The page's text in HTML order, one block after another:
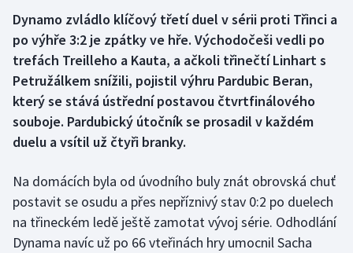
Box
Curling
Dostihy
Golf
Dynamo zvládlo klíčový třetí duel v sérii proti Třinci a
po výhře 3:2 je zpátky ve hře. Východočeši vedli po
trefách Treilleho a Kauta, a ačkoli třinečtí Linhart s
Petružálkem snížili, pojistil výhru Pardubic Beran,
který se stává ústřední postavou čtvrtfinálového
souboje. Pardubický útočník se prosadil v každém
duelu a vsítil už čtyři branky.
Na domácích byla od úvodního buly znát obrovská chuť
postavit se osudu a přes nepříznivý stav 0:2 po duelech
na třineckém ledě ještě zamotat vývoj série. Odhodlání
Dynama navíc už po 66 vteřinách hry umocnil Sacha